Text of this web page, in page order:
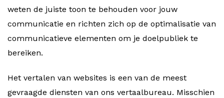
weten de juiste toon te behouden voor jouw
communicatie en richten zich op de optimalisatie van
communicatieve elementen om je doelpubliek te
bereiken.
Het vertalen van websites is een van de meest
gevraagde diensten van ons vertaalbureau. Misschien